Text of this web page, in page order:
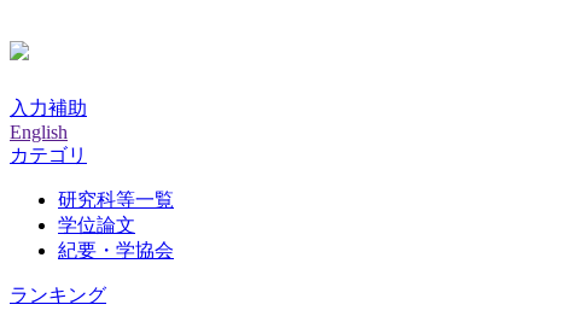
入力補助
English
カテゴリ
研究科等一覧
学位論文
紀要・学協会
ランキング